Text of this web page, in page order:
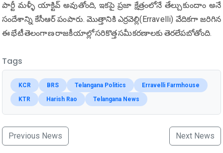
పార్టీ మళ్ళీ యాక్టివ్ అవుతోంది, ఇకపై ప్రజా క్షేత్రంలోనే తేల్చుకుందాం అనే
సందేశాన్ని కేసీఆర్ పంపారు. మొత్తానికి ఎర్రవెల్లి(Erravelli) వేదికగా జరిగిన
ఈ భేటీ తెలంగాణ రాజకీయాల్లో సరికొత్త సమీకరణాలకు తెరలేపబోతోంది.
Tags
KCR BRS Telangana Politics
Erravelli Farmhouse
KTR
Harish Rao Telangana News
Previous News Next News